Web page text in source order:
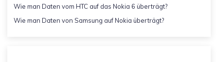
Wie man Daten vom HTC auf das Nokia 6 überträgt?
Wie man Daten von Samsung auf Nokia überträgt?